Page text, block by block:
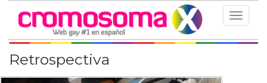
Toggle
Retrospectiva